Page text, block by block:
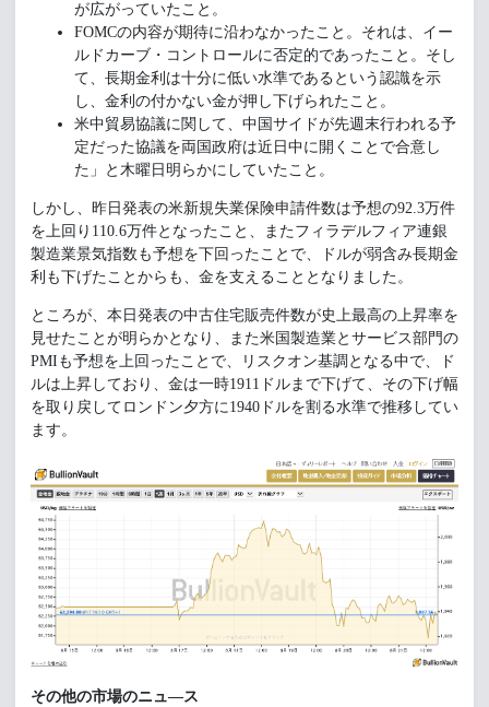
が広がっていたこと。
FOMCの内容が期待に沿わなかったこと。それは、イー
ルドカーブ・コントロールに否定的であったこと。そし
て、長期金利は十分に低い水準であるという認識を示
し、金利の付かない金が押し下げられたこと。
米中貿易協議に関して、中国サイドが先週末行われる予
定だった協議を両国政府は近日中に開くことで合意し
た」と木曜日明らかにしていたこと。
しかし、昨日発表の米新規失業保険申請件数は予想の92.3万件
を上回り110.6万件となったこと、またフィラデルフィア連銀
製造業景気指数も予想を下回ったことで、ドルが弱含み長期金
利も下げたことからも、金を支えることとなりました。
ところが、本日発表の中古住宅販売件数が史上最高の上昇率を
見せたことが明らかとなり、また米国製造業とサービス部門の
PMIも予想を上回ったことで、リスクオン基調となる中で、ド
ルは上昇しており、金は一時1911ドルまで下げて、その下げ幅
を取り戻してロンドン夕方に1940ドルを割る水準で推移してい
ます。
その他の市場のニュ―ス